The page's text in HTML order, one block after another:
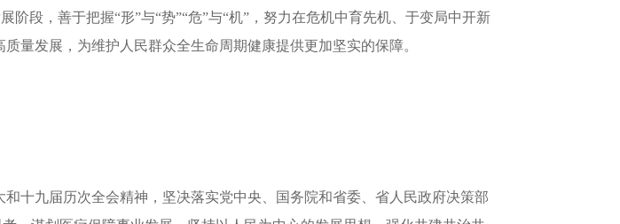
阶段，善于把握“形”与“势”“危”与“机”，努力在危机中育先机、于变局中开新
量发展，为维护人民群众全生命周期健康提供更加坚实的保障。
九届历次全会精神，坚决落实党中央、国务院和省委、省人民政府决策部